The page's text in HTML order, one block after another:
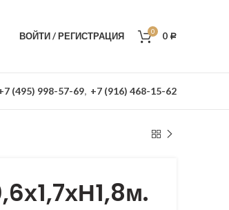
ВОЙТИ / РЕГИСТРАЦИЯ 0 0 Р
(495) 998-57-69, +7 (916) 468-15-62